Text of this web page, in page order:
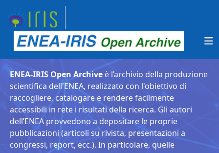
ENEA-IRIS Open Archive è l’archivio della produzione
scientifica dell'ENEA, realizzato con l'obiettivo di
raccogliere, catalogare e rendere facilmente
accessibili in rete i risultati della ricerca. Gli autori
dell’ENEA provvedono a depositare le proprie
pubblicazioni (articoli su rivista, presentazioni a
congressi, report, ecc.). In particolare, quelle